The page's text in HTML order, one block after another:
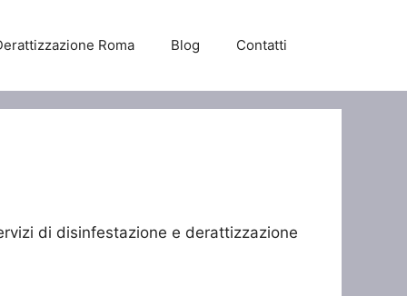
Roma Blog Contatti
di disinfestazione e derattizzazione